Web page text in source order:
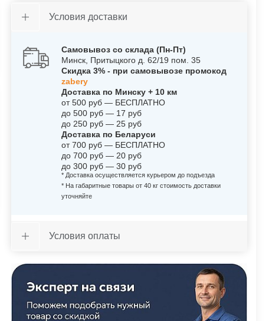
Условия доставки
Самовывоз со склада (Пн-Пт)
Минск, Притыцкого д. 62/19 пом. 35
Скидка 3% - при самовывозе промокод
zabery
Доставка по Минску + 10 км
от 500 руб — БЕСПЛАТНО
до 500 руб — 17 руб
до 250 руб — 25 руб
Доставка по Беларуси
от 700 руб — БЕСПЛАТНО
до 700 руб — 20 руб
до 300 руб — 30 руб
* Доставка осуществляется курьером до подъезда
* На габаритные товары от 40 кг стоимость доставки
уточняйте
Условия оплаты